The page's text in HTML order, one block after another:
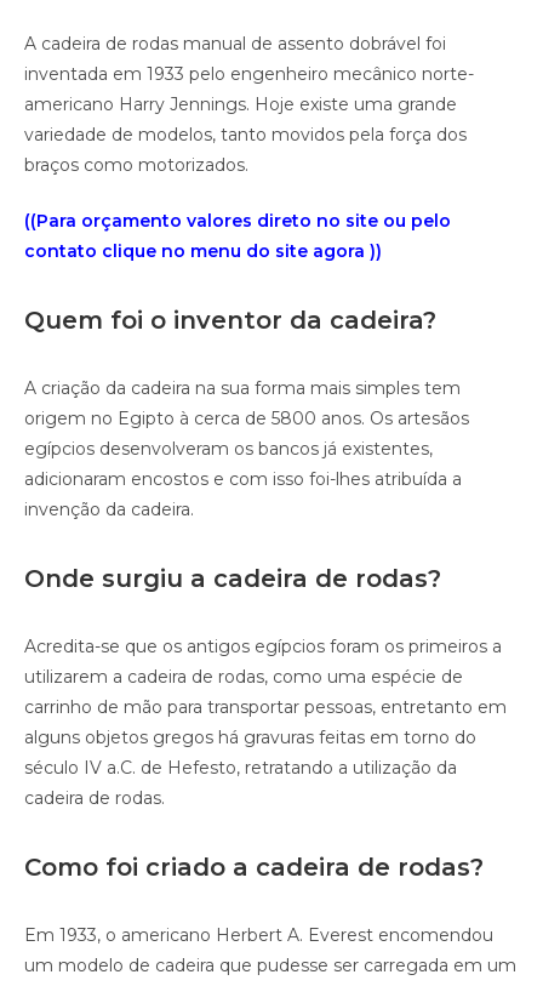
A cadeira de rodas manual de assento dobrável foi
inventada em 1933 pelo engenheiro mecânico norte-
americano Harry Jennings. Hoje existe uma grande
variedade de modelos, tanto movidos pela força dos
braços como motorizados.
((Para orçamento valores direto no site ou pelo
contato clique no menu do site agora ))
Quem foi o inventor da cadeira?
A criação da cadeira na sua forma mais simples tem
origem no Egipto à cerca de 5800 anos. Os artesãos
egípcios desenvolveram os bancos já existentes,
adicionaram encostos e com isso foi-lhes atribuída a
invenção da cadeira.
Onde surgiu a cadeira de rodas?
Acredita-se que os antigos egípcios foram os primeiros a
utilizarem a cadeira de rodas, como uma espécie de
carrinho de mão para transportar pessoas, entretanto em
alguns objetos gregos há gravuras feitas em torno do
século IV a.C. de Hefesto, retratando a utilização da
cadeira de rodas.
Como foi criado a cadeira de rodas?
Em 1933, o americano Herbert A. Everest encomendou
um modelo de cadeira que pudesse ser carregada em um